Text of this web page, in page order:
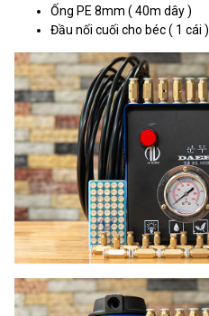
Ống PE 8mm ( 40m dây )
Đầu nối cuối cho béc ( 1 cái )